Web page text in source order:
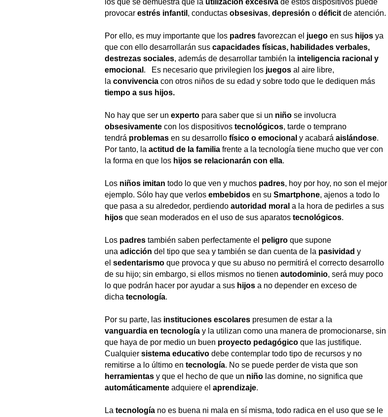
los que se demuestra que la utilización excesiva de estos dispositivos puede
provocar estrés infantil , conductas obsesivas, depresión o déficit de atención.
Por ello, es muy importante que los padres favorezcan el juego en sus hijos ya
que con ello desarrollarán sus capacidades físicas, habilidades verbales,
destrezas sociales, además de desarrollar también la inteligencia racional y
emocional . Es necesario que privilegien los juegos al aire libre,
la convivencia con otros niños de su edad y sobre todo que le dediquen más
tiempo a sus hijos.
No hay que ser un experto para saber que si un niño se involucra
obsesivamente con los dispositivos tecnológicos, tarde o temprano
tendrá problemas en su desarrollo físico o emocional y acabará aislándose.
Por tanto, la actitud de la familia frente a la tecnología tiene mucho que ver con
la forma en que los hijos se relacionarán con ella.
Los niños imitan todo lo que ven y muchos padres, hoy por hoy, no son el mejor
ejemplo. Sólo hay que verlos embebidos en su Smartphone, ajenos a todo lo
que pasa a su alrededor, perdiendo autoridad moral a la hora de pedirles a sus
hijos que sean moderados en el uso de sus aparatos tecnológicos.
Los padres también saben perfectamente el peligro que supone
una adicción del tipo que sea y también se dan cuenta de la pasividad y
el sedentarismo que provoca y que su abuso no permitirá el correcto desarrollo
de su hijo; sin embargo, si ellos mismos no tienen autodominio, será muy poco
lo que podrán hacer por ayudar a sus hijos a no depender en exceso de
dicha tecnología.
Por su parte, las instituciones escolares presumen de estar a la
vanguardia en tecnología y la utilizan como una manera de promocionarse, sin
que haya de por medio un buen proyecto pedagógico que las justifique.
Cualquier sistema educativo debe contemplar todo tipo de recursos y no
remitirse a lo último en tecnología. No se puede perder de vista que son
herramientas y que el hecho de que un niño las domine, no significa que
automáticamente adquiere el aprendizaje.
La tecnología no es buena ni mala en sí misma, todo radica en el uso que se le